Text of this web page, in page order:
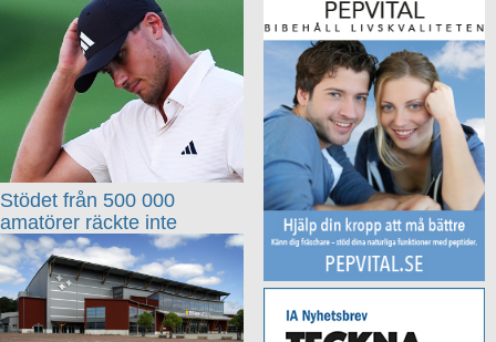
Stödet från 500 000
amatörer räckte inte